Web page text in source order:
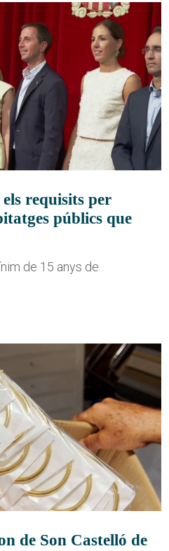
requisits per
públics que
de 15 anys de
de Son Castelló de